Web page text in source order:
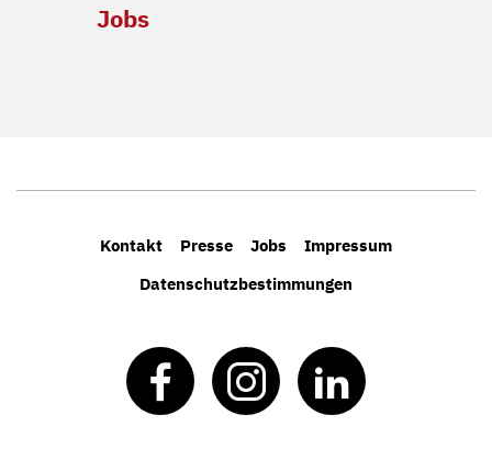
Jobs
Kontakt Presse Jobs
Impressum
Datenschutzbestimmungen
Facebook
Instagram
LinkedIn